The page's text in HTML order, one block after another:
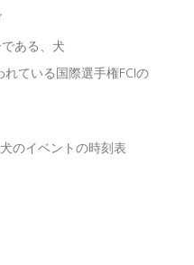
ある、犬
ている国際選手権FCIの
のイベントの時刻表